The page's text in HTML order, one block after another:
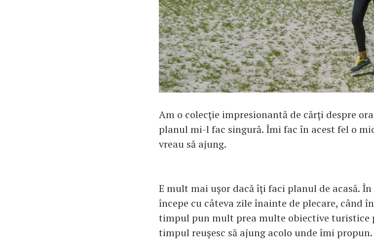
Am o colecţie impresionantă de cărţi despre
planul mi-l fac singură. Îmi fac în acest fel o
vreau să ajung.
E mult mai uşor dacă îţi faci planul de acasă.
începe cu câteva zile înainte de plecare, când
timpul pun mult prea multe obiective turistice
timpul reuşesc să ajung acolo unde îmi propun.